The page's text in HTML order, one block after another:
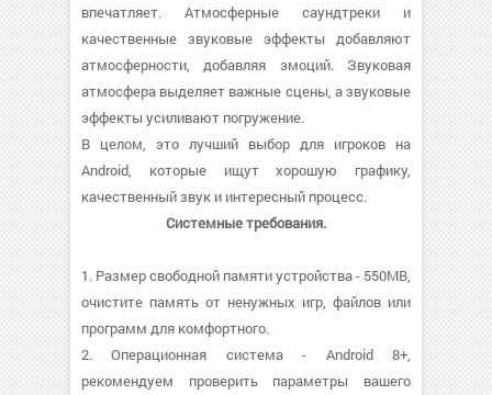
впечатляет. Атмосферные саундтреки и
качественные звуковые эффекты добавляют
атмосферности, добавляя эмоций. Звуковая
атмосфера выделяет важные сцены, а звуковые
эффекты усиливают погружение.
В целом, это лучший выбор для игроков на
Android, которые ищут хорошую графику,
качественный звук и интересный процесс.
Системные требования.
1. Размер свободной памяти устройства - 550MB,
очистите память от ненужных игр, файлов или
программ для комфортного.
2. Операционная система - Android 8+,
рекомендуем проверить параметры вашего